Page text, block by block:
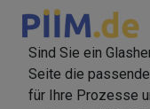
Sind Sie ein
Seite die
für Ihre Prozesse